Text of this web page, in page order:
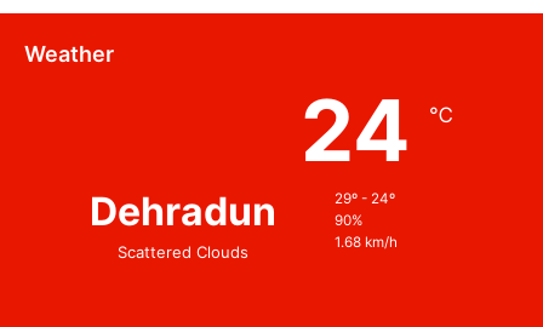
Weather
Dehradun
Scattered Clouds
24 ℃
29º - 24º
90%
1.68 km/h